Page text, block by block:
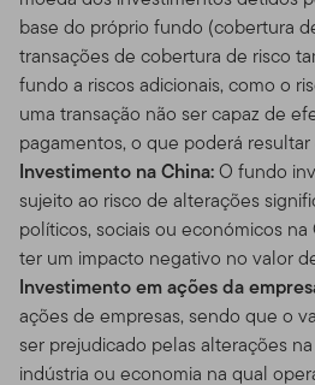
base do próprio fundo (cobertura
transações de cobertura de risco
fundo a riscos adicionais, como o
uma transação não ser capaz de
pagamentos, o que poderá
Investimento na China:O fundo
sujeito ao risco de alterações
políticos, sociais ou económicos
ter um impacto negativo no valor
Investimento em ações da
ações de empresas, sendo que o
ser prejudicado pelas alterações
indústria ou economia na qual